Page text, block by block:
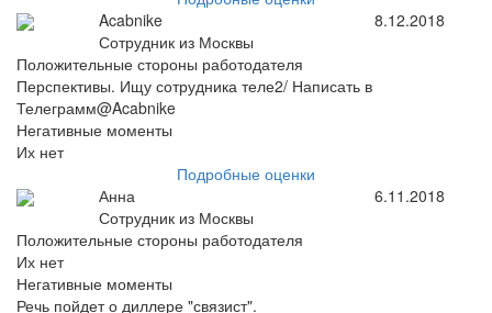
Acabnike
Сотрудник из Москвы
8.12.2018
Положительные стороны работодателя
Перспективы. Ищу сотрудника теле2/ Написать в
Телеграмм@Acabnike
Негативные моменты
Их нет
Подробные оценки
Анна
Сотрудник из Москвы
6.11.2018
Положительные стороны работодателя
Их нет
Негативные моменты
Речь пойдет о диллере "связист".